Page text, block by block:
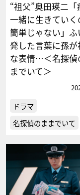
“祖父”奥田瑛二「
一緒に生きていく
簡単じゃない」ふ
発した言葉に孫が
な表情…＜名探偵
までいて＞
ドラマ
名探偵のままでいて